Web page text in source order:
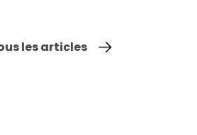
les articles